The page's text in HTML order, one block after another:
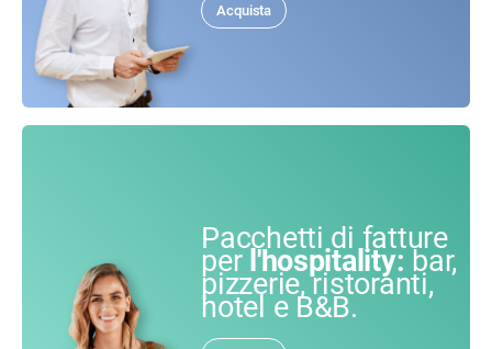
Acquista
Pacchetti di fatture
per l'hospitality: bar,
pizzerie, ristoranti,
hotel e B&B.